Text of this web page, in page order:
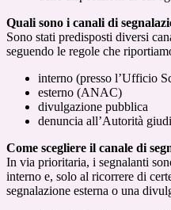
Quali sono i canali di
Sono stati predisposti diversi
seguendo le regole che
interno (presso l’Ufficio
esterno (ANAC)
divulgazione pubblica
denuncia all’Autorità
Come scegliere il canale di
In via prioritaria, i segnalanti
interno e, solo al ricorrere di
segnalazione esterna o una